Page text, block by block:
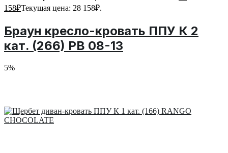
158₽Текущая цена: 28 158₽.
Браун кресло-кровать ППУ К 2
кат. (266) PB 08-13
5%